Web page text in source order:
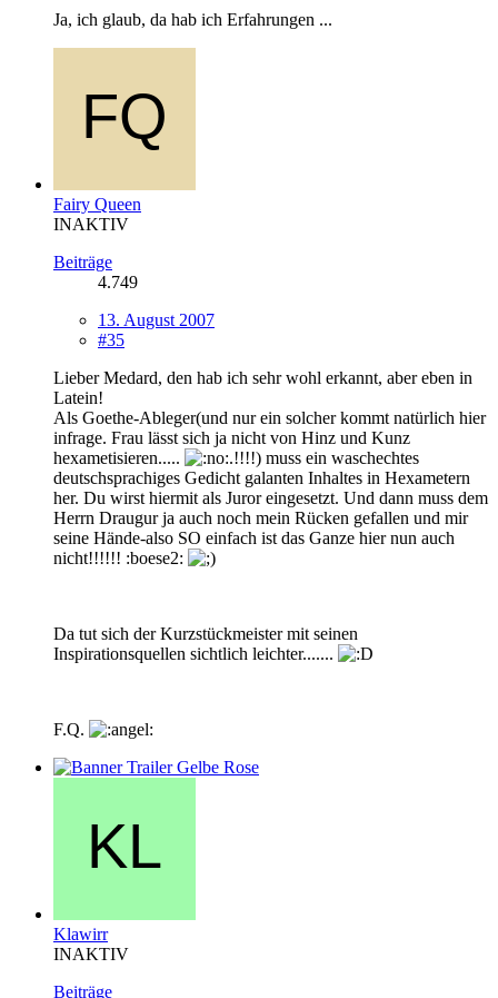
Ja, ich glaub, da hab ich Erfahrungen ...
Fairy Queen
INAKTIV
Beiträge
4.749
13. August 2007
#35
Lieber Medard, den hab ich sehr wohl erkannt, aber eben in
Latein!
Als Goethe-Ableger(und nur ein solcher kommt natürlich hier
infrage. Frau lässt sich ja nicht von Hinz und Kunz
hexametisieren.....
.!!!!) muss ein waschechtes
deutschsprachiges Gedicht galanten Inhaltes in Hexametern
her. Du wirst hiermit als Juror eingesetzt. Und dann muss dem
Herrn Draugur ja auch noch mein Rücken gefallen und mir
seine Hände-also SO einfach ist das Ganze hier nun auch
nicht!!!!!! :boese2:
Da tut sich der Kurzstückmeister mit seinen
Inspirationsquellen sichtlich leichter.......
F.Q.
Klawirr
INAKTIV
Beiträge